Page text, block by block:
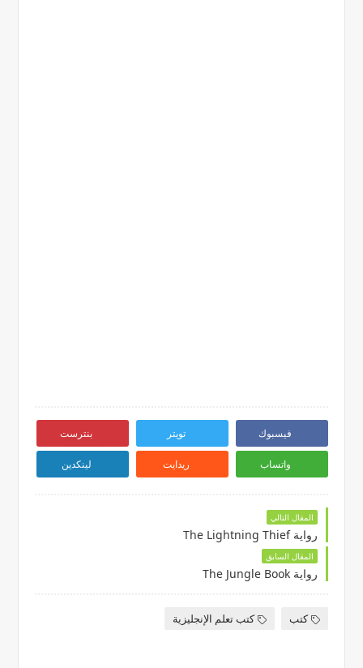
فيسبوك تويتر بنترست
واتساب ريدايت لينكدين
المقال التالي
رواية The Lightning Thief
المقال السابق
رواية The Jungle Book
كتب كتب تعلم الإنجليزية